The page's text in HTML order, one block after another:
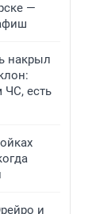
—
накрыл
ЧС, есть
и